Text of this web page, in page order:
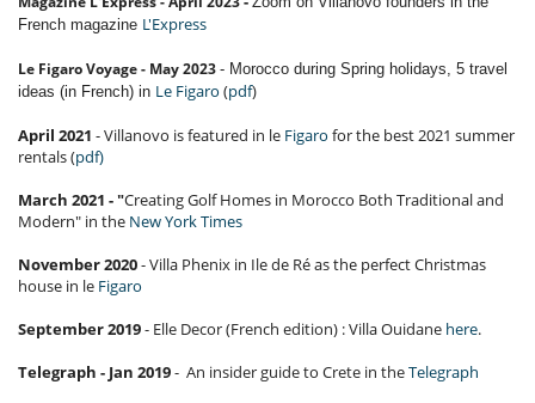
French magazine L'Express
Le Figaro Voyage - May 2023 - Morocco during Spring holidays, 5 travel
ideas (in French) in Le Figaro (pdf)
April 2021 - Villanovo is featured in le Figaro for the best 2021 summer
rentals (pdf)
March 2021 - "Creating Golf Homes in Morocco Both Traditional and
Modern" in the New York Times
November 2020- Villa Phenix in Ile de Ré as the perfect Christmas
house in le Figaro
September 2019- Elle Decor (French edition) : Villa Ouidane here.
Telegraph - Jan 2019- An insider guide to Crete in theTelegraph